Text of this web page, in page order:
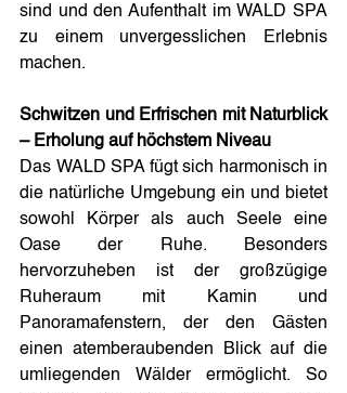
sind und den Aufenthalt im WALD SPA
zu einem unvergesslichen Erlebnis
machen.
Schwitzen und Erfrischen mit Naturblick
– Erholung auf höchstem Niveau
Das WALD SPA fügt sich harmonisch in
die natürliche Umgebung ein und bietet
sowohl Körper als auch Seele eine
Oase der Ruhe. Besonders
hervorzuheben ist der großzügige
Ruheraum mit Kamin und
Panoramafenstern, der den Gästen
einen atemberaubenden Blick auf die
umliegenden Wälder ermöglicht. So